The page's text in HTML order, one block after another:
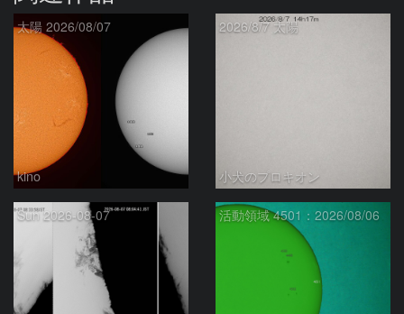
太陽 2026/08/07
kino
2026/8/7 太陽
小犬のプロキオン
Sun 2026-08-07 活動領域 4501：2026/08/06